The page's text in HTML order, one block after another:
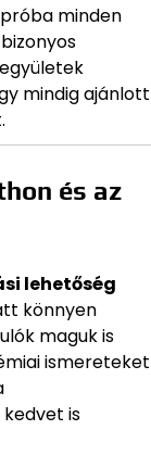
minden
mindig ajánlott
és az
lehetőség
könnyen
maguk is
ismereteket
is